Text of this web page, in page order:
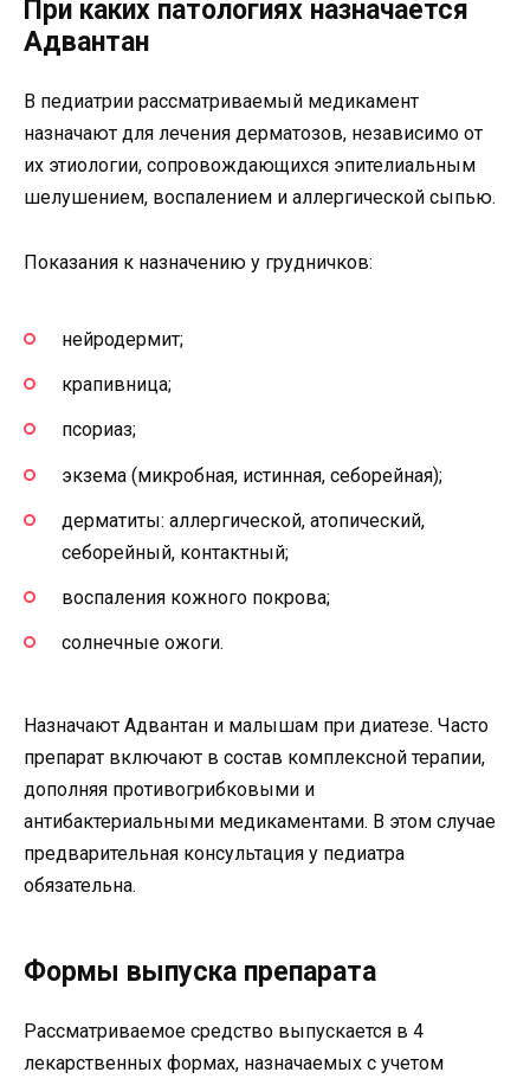
При каких патологиях назначается
Адвантан
В педиатрии рассматриваемый медикамент
назначают для лечения дерматозов, независимо от
их этиологии, сопровождающихся эпителиальным
шелушением, воспалением и аллергической сыпью.
Показания к назначению у грудничков:
нейродермит;
крапивница;
псориаз;
экзема (микробная, истинная, себорейная);
дерматиты: аллергической, атопический,
себорейный, контактный;
воспаления кожного покрова;
солнечные ожоги.
Назначают Адвантан и малышам при диатезе. Часто
препарат включают в состав комплексной терапии,
дополняя противогрибковыми и
антибактериальными медикаментами. В этом случае
предварительная консультация у педиатра
обязательна.
Формы выпуска препарата
Рассматриваемое средство выпускается в 4
лекарственных формах, назначаемых с учетом